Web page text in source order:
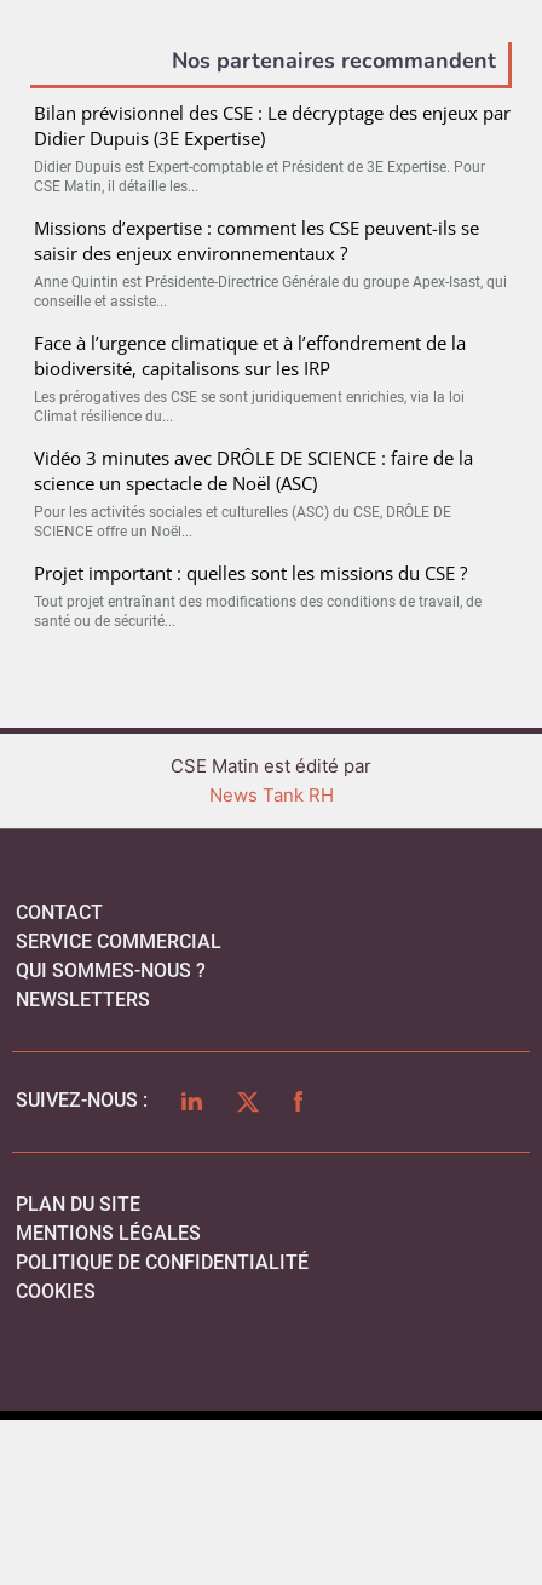
Nos partenaires recommandent
Bilan prévisionnel des CSE : Le décryptage des enjeux par
Didier Dupuis (3E Expertise)
Didier Dupuis est Expert-comptable et Président de 3E Expertise. Pour
CSE Matin, il détaille les...
Missions d’expertise : comment les CSE peuvent-ils se
saisir des enjeux environnementaux ?
Anne Quintin est Présidente-Directrice Générale du groupe Apex-Isast, qui
conseille et assiste...
Face à l’urgence climatique et à l’effondrement de la
biodiversité, capitalisons sur les IRP
Les prérogatives des CSE se sont juridiquement enrichies, via la loi
Climat résilience du...
Vidéo 3 minutes avec DRÔLE DE SCIENCE : faire de la
science un spectacle de Noël (ASC)
Pour les activités sociales et culturelles (ASC) du CSE, DRÔLE DE
SCIENCE offre un Noël...
Projet important : quelles sont les missions du CSE ?
Tout projet entraînant des modifications des conditions de travail, de
santé ou de sécurité...
CSE Matin est édité par
News Tank RH
CONTACT
SERVICE COMMERCIAL
QUI SOMMES-NOUS ?
NEWSLETTERS
SUIVEZ-NOUS : LINKEDINTWITTERFACEBOOK
PLAN DU SITE
MENTIONS LÉGALES
POLITIQUE DE CONFIDENTIALITÉ
COOKIES